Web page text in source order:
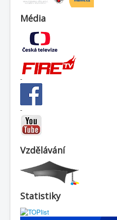
Média
-
-
Vzdělávání
Statistiky